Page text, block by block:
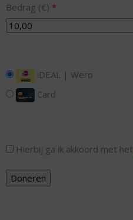
Bedrag (€) *
iDEAL | Wero
Card
Hierbij ga ik akkoord met het